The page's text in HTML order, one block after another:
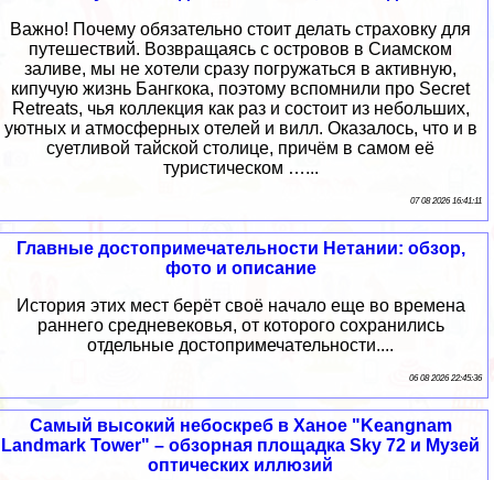
Важно! Почему обязательно стоит делать страховку для
путешествий. Возвращаясь с островов в Сиамском
заливе, мы не хотели сразу погружаться в активную,
кипучую жизнь Бангкока, поэтому вспомнили про Secret
Retreats, чья коллекция как раз и состоит из небольших,
уютных и атмосферных отелей и вилл. Оказалось, что и в
суетливой тайской столице, причём в самом её
туристическом …...
07 08 2026 16:41:11
Главные достопримечательности Нетании: обзор,
фото и описание
История этих мест берёт своё начало еще во времена
раннего средневековья, от которого сохранились
отдельные достопримечательности....
06 08 2026 22:45:36
Самый высокий небоскреб в Ханое "Keangnam
Landmark Tower" – обзорная площадка Sky 72 и Музей
оптических иллюзий